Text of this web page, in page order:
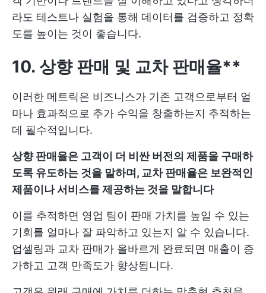
라도 테스트나 실험을 통해 데이터를 검증하고 정확
도를 높이는 것이 좋습니다.
10. 상향 판매 및 교차 판매율**
이러한 메트릭은 비즈니스가 기존 고객으로부터 얼
마나 효과적으로 추가 수익을 창출하는지 추적하는
데 필수적입니다.
상향 판매율은 고객이 더 비싼 버전의 제품을 구매하
도록 유도하는 것을 말하며, 교차 판매율은 보완적인
제품이나 서비스를 제공하는 것을 말합니다
이를 추적하면 영업 팀이 판매 가치를 높일 수 있는
기회를 얼마나 잘 파악하고 있는지 알 수 있습니다.
업셀링과 교차 판매가 올바르게 완료되면 매출이 증
가하고 고객 만족도가 향상됩니다.